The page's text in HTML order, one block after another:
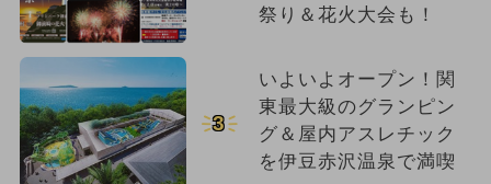
祭り＆花火大会も！
3
いよいよオープン！関
東最大級のグランピン
グ＆屋内アスレチック
を伊豆赤沢温泉で満喫